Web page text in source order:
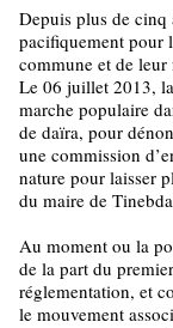
Depuis plus de cinq
pacifiquement pour
commune et de leur
Le 06 juillet 2013,
marche populaire
de daïra, pour
une commission
nature pour laisser
du maire de
Au moment ou la
de la part du
réglementation, et
le mouvement